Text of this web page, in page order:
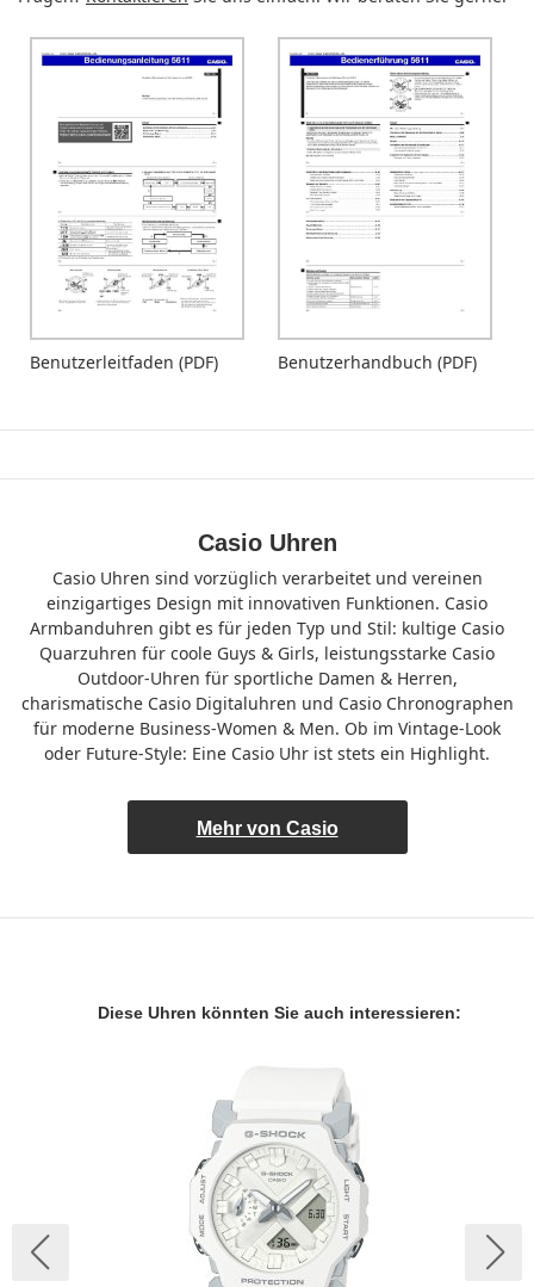
Benutzerleitfaden (PDF) Benutzerhandbuch (PDF)
Casio Uhren
Casio Uhren sind vorzüglich verarbeitet und vereinen
einzigartiges Design mit innovativen Funktionen. Casio
Armbanduhren gibt es für jeden Typ und Stil: kultige Casio
Quarzuhren für coole Guys & Girls, leistungsstarke Casio
Outdoor-Uhren für sportliche Damen & Herren,
charismatische Casio Digitaluhren und Casio Chronographen
für moderne Business-Women & Men. Ob im Vintage-Look
oder Future-Style: Eine Casio Uhr ist stets ein Highlight.
Mehr von Casio
Diese Uhren könnten Sie auch interessieren: